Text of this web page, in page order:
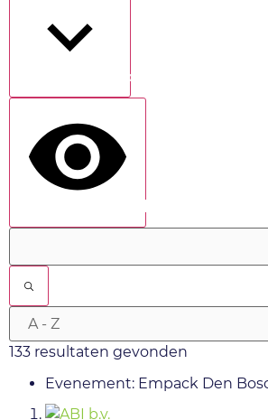
Toon meer
133 resultaten gevonden
Evenement: Empack Den